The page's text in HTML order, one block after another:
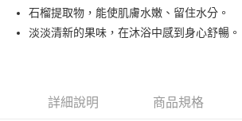
街口支付
ATM付款
石榴提取物，能使肌膚水嫩、留住水分。
淡淡清新的果味，在沐浴中感到身心舒暢。
詳細說明 商品規格